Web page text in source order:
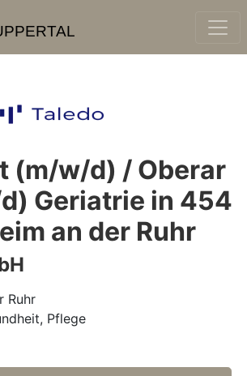
(m/w/d) / Oberar
Geriatrie in 454
an der Ruhr
Ruhr
Pflege